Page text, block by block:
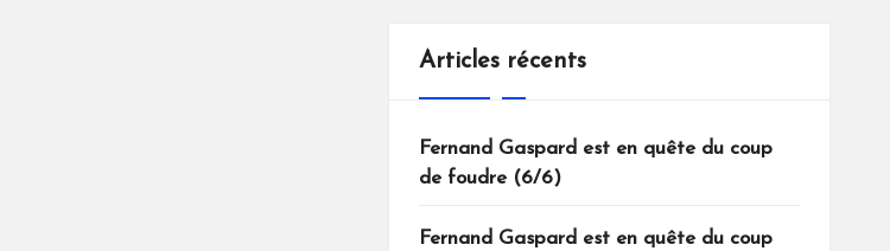
Articles récents
Fernand Gaspard est en quête du coup
de foudre (6/6)
Fernand Gaspard est en quête du coup